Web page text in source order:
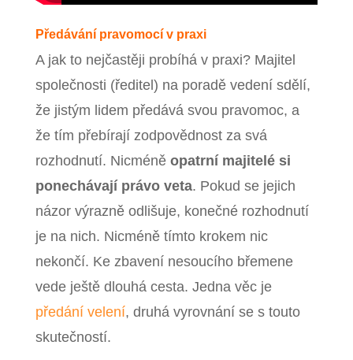
Předávání pravomocí v praxi
A jak to nejčastěji probíhá v praxi? Majitel
společnosti (ředitel) na poradě vedení sdělí,
že jistým lidem předává svou pravomoc, a
že tím přebírají zodpovědnost za svá
rozhodnutí. Nicméně opatrní majitelé si
ponechávají právo veta. Pokud se jejich
názor výrazně odlišuje, konečné rozhodnutí
je na nich. Nicméně tímto krokem nic
nekončí. Ke zbavení nesoucího břemene
vede ještě dlouhá cesta. Jedna věc je
předání velení, druhá vyrovnání se s touto
skutečností.